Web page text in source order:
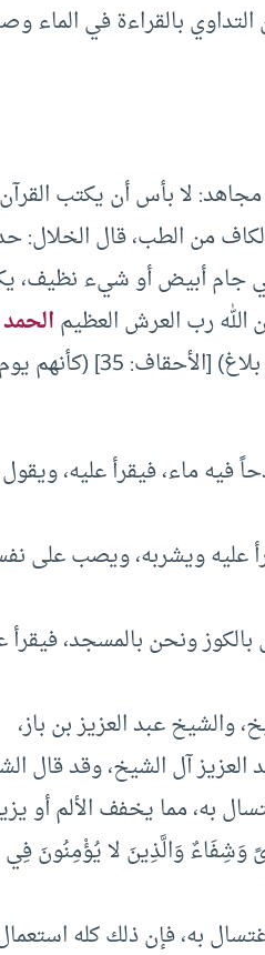
بالقراءة في الماء
لا بأس أن يكتب القرآن
من الطب، قال الخلال:
في جام أبيض أو شيء نظيف،
الله رب العرش العظيمالحمد
رب العالمين، (كأنهم يوم يرون ما يوعدون لم يلبثوا إلا ساعة من نهار بلاغ) [الأحقاف: 35] (كأنهم يوم
فيه ماء، فيقرأ عليه،
عليه ويشربه، ويصب على
ونحن بالمسجد، فيقرأ
والشيخ عبد العزيز بن باز،
آل الشيخ، وقد قال
به، مما يخفف الألم أو
وَشِفَاءٌ وَالَّذِينَ لا يُؤْمِنُونَ فِي
به، فإن ذلك كله